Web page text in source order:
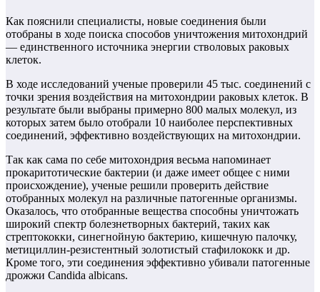
Как пояснили специалисты, новые соединения были
отобраны в ходе поиска способов уничтожения митохондрий
— единственного источника энергии стволовых раковых
клеток.
В ходе исследований ученые проверили 45 тыс. соединений с
точки зрения воздействия на митохондрии раковых клеток. В
результате были выбраны примерно 800 малых молекул, из
которых затем было отобрали 10 наиболее перспективных
соединений, эффективно воздействующих на митохондрии.
Так как сама по себе митохондрия весьма напоминает
прокаритотические бактерии (и даже имеет общее с ними
происхождение), ученые решили проверить действие
отобранных молекул на различные патогенные организмы.
Оказалось, что отобранные вещества способны уничтожать
широкий спектр болезнетворных бактерий, таких как
стрептококки, синегнойную бактерию, кишечную палочку,
метициллин-резистентный золотистый стафилококк и др.
Кроме того, эти соединения эффективно убивали патогенные
дрожжи Candida albicans.